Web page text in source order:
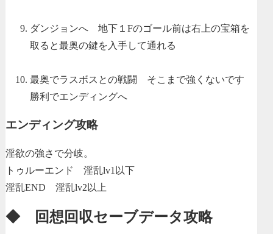
ダンジョンへ 地下１Fのゴール前は右上の宝箱を
取ると最奥の鍵を入手して通れる
最奥でラスボスとの戦闘 そこまで強くないです
勝利でエンディングへ
エンディング攻略
淫欲の強さで分岐。
トゥルーエンド 淫乱lv1以下
淫乱END 淫乱lv2以上
◆ 回想回収セーブデータ攻略